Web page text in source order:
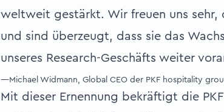
weltweit gestärkt. Wir freuen uns sehr,
und sind überzeugt, dass sie das
unseres Research-Geschäfts weiter
—Michael Widmann, Global CEO der PKF hospitality
Mit dieser Ernennung bekräftigt die